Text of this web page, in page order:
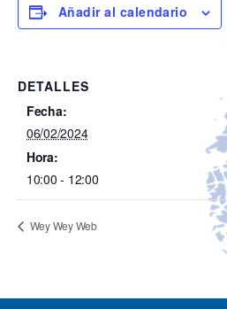
Añadir al calendario
DETALLES
Fecha:
06/02/2024
Hora:
10:00 - 12:00
Wey Wey Web